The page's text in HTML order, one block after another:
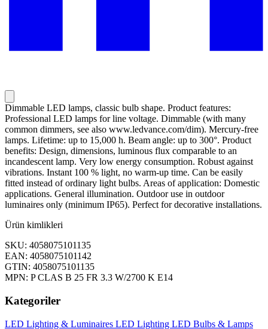
Dimmable LED lamps, classic bulb shape. Product features:
Professional LED lamps for line voltage. Dimmable (with many
common dimmers, see also www.ledvance.com/dim). Mercury-free
lamps. Lifetime: up to 15,000 h. Beam angle: up to 300°. Product
benefits: Design, dimensions, luminous flux comparable to an
incandescent lamp. Very low energy consumption. Robust against
vibrations. Instant 100 % light, no warm-up time. Can be easily
fitted instead of ordinary light bulbs. Areas of application: Domestic
applications. General illumination. Outdoor use in outdoor
luminaires only (minimum IP65). Perfect for decorative installations.
Ürün kimlikleri
SKU: 4058075101135
EAN: 4058075101142
GTIN: 4058075101135
MPN: P CLAS B 25 FR 3.3 W/2700 K E14
Kategoriler
LED Lighting & Luminaires LED Lighting LED Bulbs & Lamps